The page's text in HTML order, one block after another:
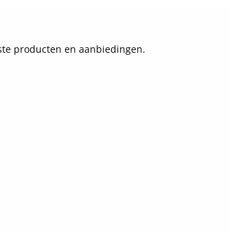
producten en aanbiedingen.